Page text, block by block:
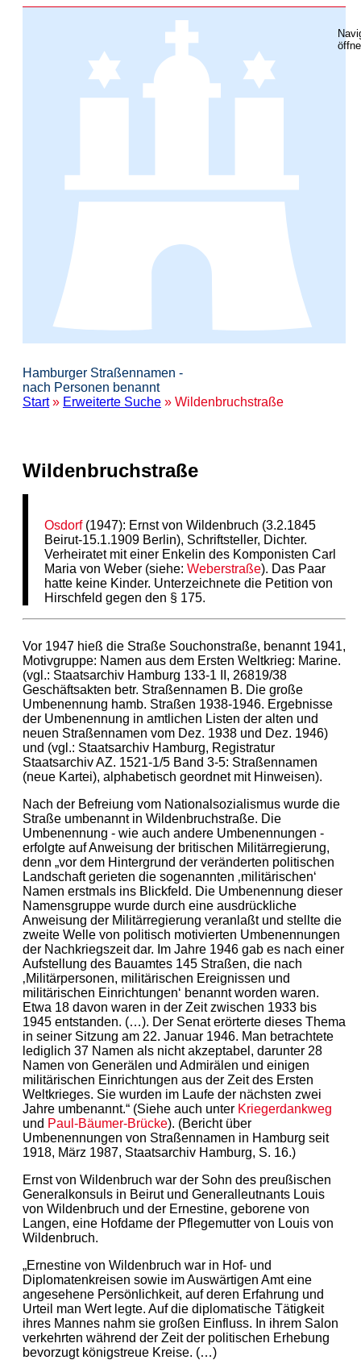
Hamburger Straßennamen -
nach Personen benannt
Start» Erweiterte Suche » Wildenbruchstraße
Wildenbruchstraße
Osdorf(1947): Ernst von Wildenbruch (3.2.1845
Beirut-15.1.1909 Berlin), Schriftsteller, Dichter.
Verheiratet mit einer Enkelin des Komponisten Carl
Maria von Weber (siehe:Weberstraße). Das Paar
hatte keine Kinder. Unterzeichnete die Petition von
Hirschfeld gegen den § 175.
Vor 1947 hieß die Straße Souchonstraße, benannt 1941,
Motivgruppe: Namen aus dem Ersten Weltkrieg: Marine.
(vgl.: Staatsarchiv Hamburg 133-1 II, 26819/38
Geschäftsakten betr. Straßennamen B. Die große
Umbenennung hamb. Straßen 1938-1946. Ergebnisse
der Umbenennung in amtlichen Listen der alten und
neuen Straßennamen vom Dez. 1938 und Dez. 1946)
und (vgl.: Staatsarchiv Hamburg, Registratur
Staatsarchiv AZ. 1521-1/5 Band 3-5: Straßennamen
(neue Kartei), alphabetisch geordnet mit Hinweisen).
Nach der Befreiung vom Nationalsozialismus wurde die
Straße umbenannt in Wildenbruchstraße. Die
Umbenennung - wie auch andere Umbenennungen -
erfolgte auf Anweisung der britischen Militärregierung,
denn „vor dem Hintergrund der veränderten politischen
Landschaft gerieten die sogenannten ‚militärischen‘
Namen erstmals ins Blickfeld. Die Umbenennung dieser
Namensgruppe wurde durch eine ausdrückliche
Anweisung der Militärregierung veranlaßt und stellte die
zweite Welle von politisch motivierten Umbenennungen
der Nachkriegszeit dar. Im Jahre 1946 gab es nach einer
Aufstellung des Bauamtes 145 Straßen, die nach
‚Militärpersonen, militärischen Ereignissen und
militärischen Einrichtungen‘ benannt worden waren.
Etwa 18 davon waren in der Zeit zwischen 1933 bis
1945 entstanden. (…). Der Senat erörterte dieses Thema
in seiner Sitzung am 22. Januar 1946. Man betrachtete
lediglich 37 Namen als nicht akzeptabel, darunter 28
Namen von Generälen und Admirälen und einigen
militärischen Einrichtungen aus der Zeit des Ersten
Weltkrieges. Sie wurden im Laufe der nächsten zwei
Jahre umbenannt.“ (Siehe auch unter Kriegerdankweg
und Paul-Bäumer-Brücke). (Bericht über
Umbenennungen von Straßennamen in Hamburg seit
1918, März 1987, Staatsarchiv Hamburg, S. 16.)
Ernst von Wildenbruch war der Sohn des preußischen
Generalkonsuls in Beirut und Generalleutnants Louis
von Wildenbruch und der Ernestine, geborene von
Langen, eine Hofdame der Pflegemutter von Louis von
Wildenbruch.
„Ernestine von Wildenbruch war in Hof- und
Diplomatenkreisen sowie im Auswärtigen Amt eine
angesehene Persönlichkeit, auf deren Erfahrung und
Urteil man Wert legte. Auf die diplomatische Tätigkeit
ihres Mannes nahm sie großen Einfluss. In ihrem Salon
verkehrten während der Zeit der politischen Erhebung
bevorzugt königstreue Kreise. (…)